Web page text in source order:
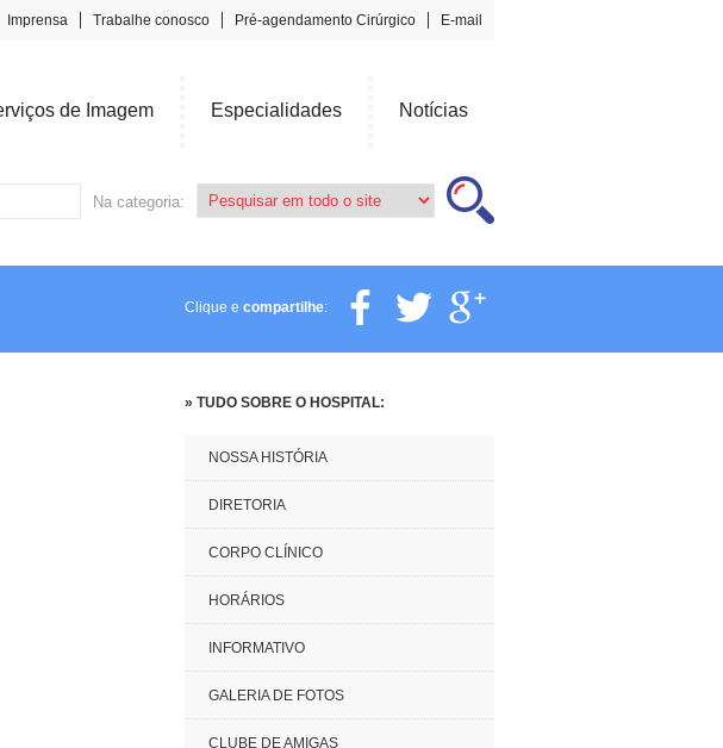
Imprensa Trabalhe conosco Pré-agendamento Cirúrgico E-mail
de Imagem Especialidades Notícias
Na categoria:
Clique e compartilhe:
» TUDO SOBRE O HOSPITAL:
NOSSA HISTÓRIA
DIRETORIA
CORPO CLÍNICO
HORÁRIOS
INFORMATIVO
GALERIA DE FOTOS
CLUBE DE AMIGAS